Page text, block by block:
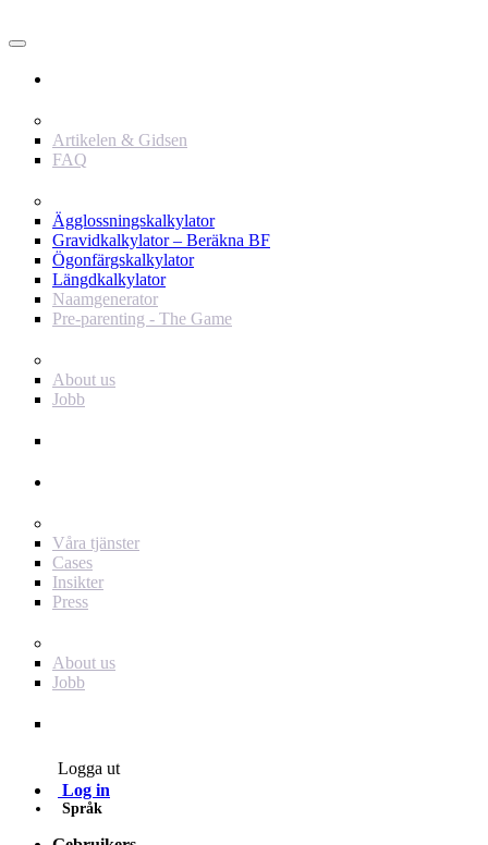
Artikelen & Gidsen
FAQ
Ägglossningskalkylator
Gravidkalkylator – Beräkna BF
Ögonfärgskalkylator
Längdkalkylator
Naamgenerator
Pre-parenting - The Game
About us
Jobb
Våra tjänster
Cases
Insikter
Press
About us
Jobb
Logga ut
Log in
Språk